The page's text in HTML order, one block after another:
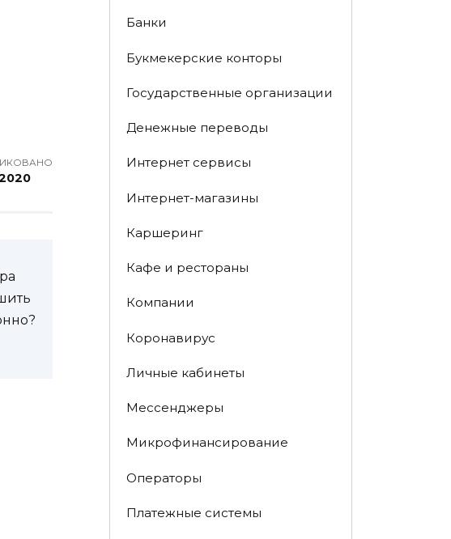
Банки
Букмекерские конторы
Государственные организации
Денежные переводы
Интернет сервисы
Интернет-магазины
Каршеринг
Кафе и рестораны
Компании
Коронавирус
Личные кабинеты
Мессенджеры
Микрофинансирование
Операторы
Платежные системы